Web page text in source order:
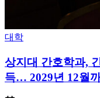
Posted
대학
상지대 간호학과,
득… 2029년 12월